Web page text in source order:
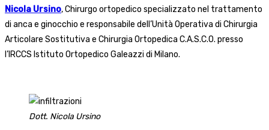
Nicola Ursino, Chirurgo ortopedico specializzato nel trattamento
di anca e ginocchio e responsabile dell’Unità Operativa di Chirurgia
Articolare Sostitutiva e Chirurgia Ortopedica C.A.S.C.O. presso
l’IRCCS Istituto Ortopedico Galeazzi di Milano.
Dott. Nicola Ursino